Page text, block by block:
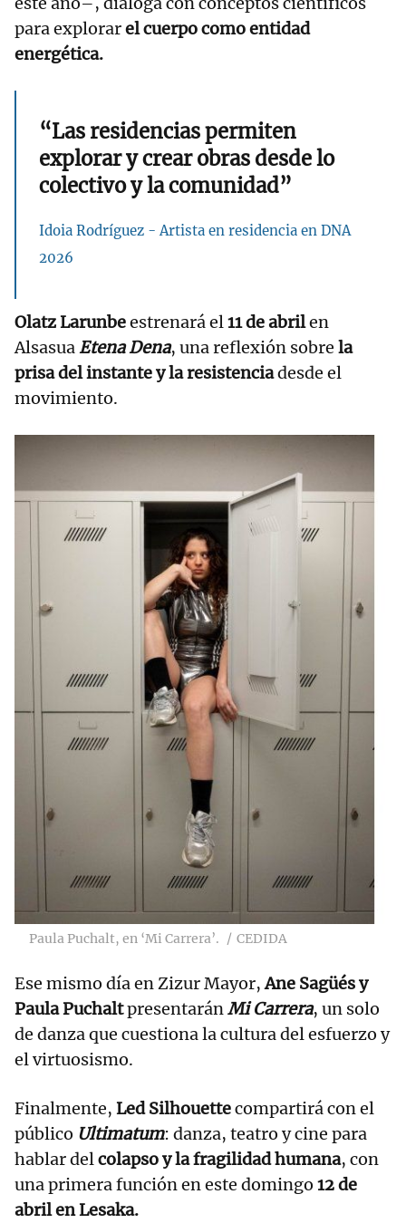
para explorarel cuerpo como entidad
energética.
“Las residencias permiten
explorar y crear obras desde lo
colectivo y la comunidad”
Idoia Rodríguez - Artista en residencia en DNA
2026
Olatz Larunbeestrenará el11 de abrilen
AlsasuaEtena Dena, una reflexión sobre la
prisa del instante y la resistenciadesde el
movimiento.
Paula Puchalt, en ‘Mi Carrera’. CEDIDA
Ese mismo día en Zizur Mayor,Ane Sagüés y
Paula PuchaltpresentaránMi Carrera, un solo
de danza que cuestiona la cultura del esfuerzo y
el virtuosismo.
Finalmente, Led Silhouettecompartirá con el
público Ultimatum: danza, teatro y cine para
hablar delcolapso y la fragilidad humana, con
una primera función en este domingo 12 de
abril en Lesaka.